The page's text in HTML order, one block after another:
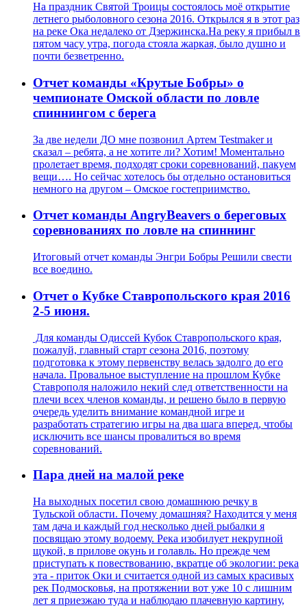
На праздник Святой Троицы состоялось моё открытие
летнего рыболовного сезона 2016. Открылся я в этот раз
на реке Ока недалеко от Дзержинска.На реку я прибыл в
пятом часу утра, погода стояла жаркая, было душно и
почти безветренно.
Отчет команды «Крутые Бобры» о
чемпионате Омской области по ловле
спиннингом с берега
За две недели ДО мне позвонил Артем Testmaker и
сказал – ребята, а не хотите ли? Хотим! Моментально
пролетает время, подходят сроки соревнований, пакуем
вещи…. Но сейчас хотелось бы отдельно остановиться
немного на другом – Омское гостеприимство.
Отчет команды AngryBeavers о береговых
соревнованиях по ловле на спиннинг
Итоговый отчет команды Энгри Бобры Решили свести
все воедино.
Отчет о Кубке Ставропольского края 2016
2-5 июня.
Для команды Одиссей Кубок Ставропольского края,
пожалуй, главный старт сезона 2016, поэтому
подготовка к этому первенству велась задолго до его
начала. Провальное выступление на прошлом Кубке
Ставрополя наложило некий след ответственности на
плечи всех членов команды, и решено было в первую
очередь уделить внимание командной игре и
разработать стратегию игры на два шага вперед, чтобы
исключить все шансы провалиться во время
соревнований.
Пара дней на малой реке
На выходных посетил свою домашнюю речку в
Тульской области. Почему домашняя? Находится у меня
там дача и каждый год несколько дней рыбалки я
посвящаю этому водоему. Река изобилует некрупной
щукой, в прилове окунь и голавль. Но прежде чем
приступать к повествованию, вкратце об экологии: река
эта - приток Оки и считается одной из самых красивых
рек Подмосковья, на протяжении вот уже 10 с лишним
лет я приезжаю туда и наблюдаю плачевную картину,